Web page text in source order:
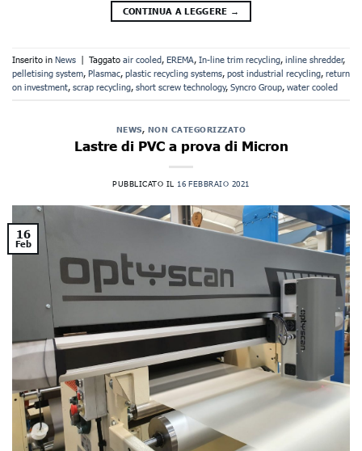
CONTINUA A LEGGERE →
Inserito in News Taggato air cooled, EREMA, In-line trim recycling, inline shredder,
pelletising system, Plasmac, plastic recycling systems, post industrial recycling, return
on investment, scrap recycling, short screw technology, Syncro Group, water cooled
NEWS, NON CATEGORIZZATO
Lastre di PVC a prova di Micron
PUBBLICATO IL 16 FEBBRAIO 2021
16
Feb